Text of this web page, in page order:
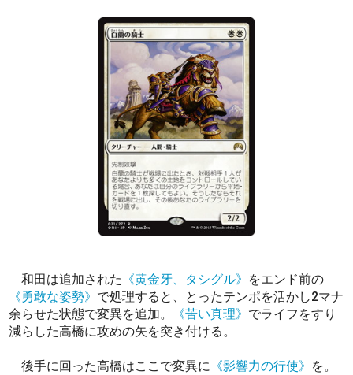
和田は追加された 《黄金牙、タシグル》 をエンド前の
《勇敢な姿勢》 で処理すると、とったテンポを活かし2マナ
余らせた状態で変異を追加。
《苦い真理》 でライフをすり
減らした高橋に攻めの矢を突き付ける。
後手に回った高橋はここで変異に 《影響力の行使》 を。